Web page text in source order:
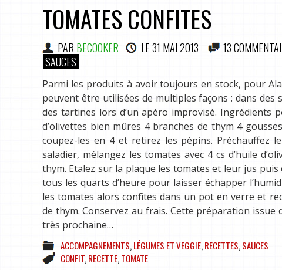
TOMATES CONFITES
PAR BECOOKER LE31 MAI 2013 13
SAUCES
Parmi les produits à avoir toujours en stock, pour
peuvent être utilisées de multiples façons : dans
des tartines lors d’un apéro improvisé.
d’olivettes bien mûres 4 branches de thym 4
coupez-les en 4 et retirez les pépins. Préchauffez
saladier, mélangez les tomates avec 4 cs d’huile
thym. Etalez sur la plaque les tomates et leur jus
tous les quarts d’heure pour laisser échapper
les tomates alors confites dans un pot en verre et
de thym. Conservez au frais. Cette préparation
très prochaine…
ACCOMPAGNEMENTS,LÉGUMES ET VEGGIE,RECETTES,SAUCES
CONFIT,RECETTE,TOMATE